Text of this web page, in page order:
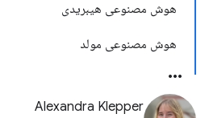
هوش مصنوعی هیبریدی
هوش مصنوعی مولد
Alexandra Klepper